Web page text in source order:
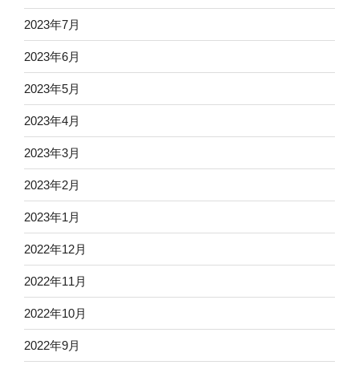
2023年7月
2023年6月
2023年5月
2023年4月
2023年3月
2023年2月
2023年1月
2022年12月
2022年11月
2022年10月
2022年9月